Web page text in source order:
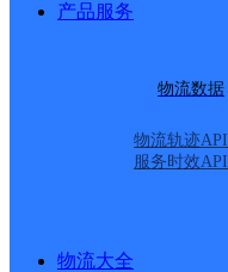
产品服务
物流数据
物流轨迹API
服务时效API
物流大全